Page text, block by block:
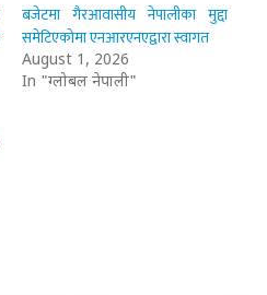
बजेटमा गैरआवासीय नेपालीका मुद्दा
समेटिएकोमा एनआरएनएद्वारा स्वागत
August 1, 2026
In "ग्लोबल नेपाली"